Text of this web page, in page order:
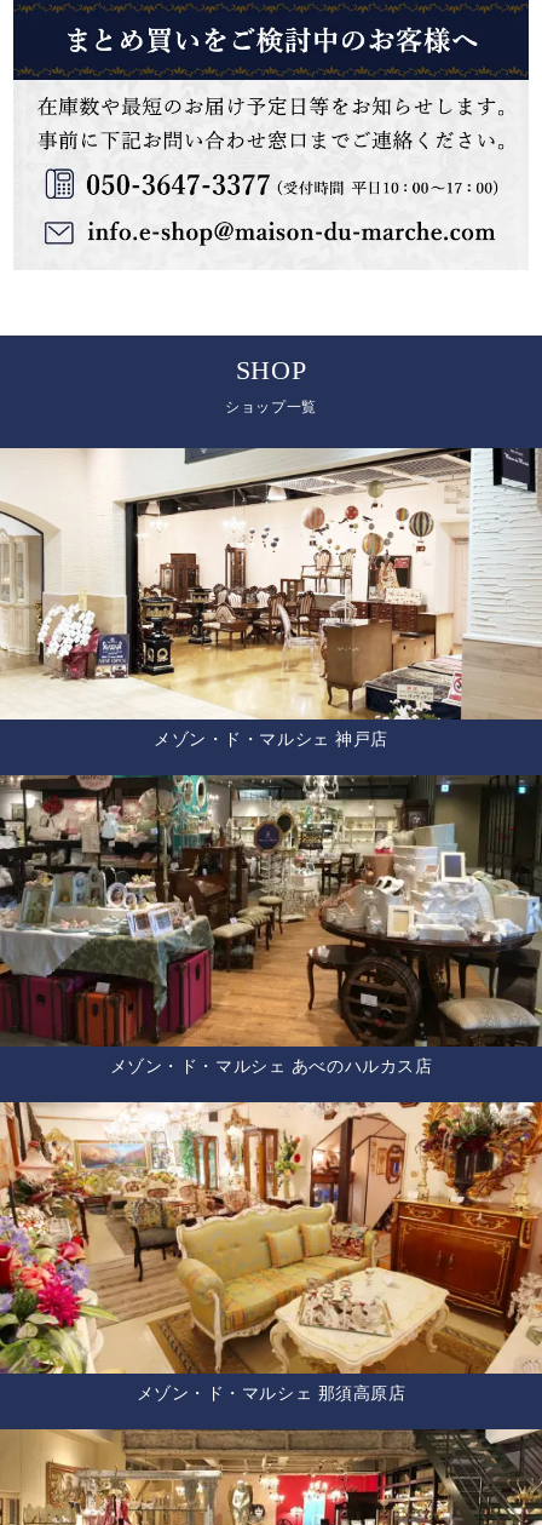
SHOP
ショップ一覧
メゾン・ド・マルシェ 神戸店
メゾン・ド・マルシェ あべのハルカス店
メゾン・ド・マルシェ 那須高原店